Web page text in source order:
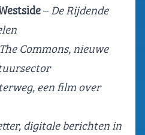
–De Rijdende
The Commons, nieuwe
een film over
digitale berichten in